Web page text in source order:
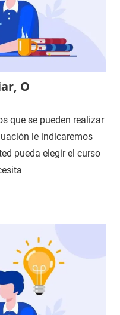
O
que se pueden realizar
le indicaremos
pueda elegir el curso